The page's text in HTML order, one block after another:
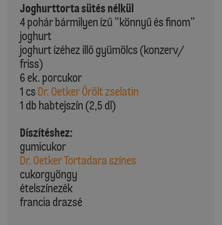
Joghurttorta sütés nélkül
4 pohár bármilyen ízű "könnyű és finom"
joghurt
joghurt ízéhez illő gyümölcs (konzerv/
friss)
6 ek. porcukor
1 cs Dr. Oetker Őrölt zselatin
1 db habtejszín (2,5 dl)
Díszítéshez:
gumicukor
Dr. Oetker Tortadara színes
cukorgyöngy
ételszínezék
francia drazsé